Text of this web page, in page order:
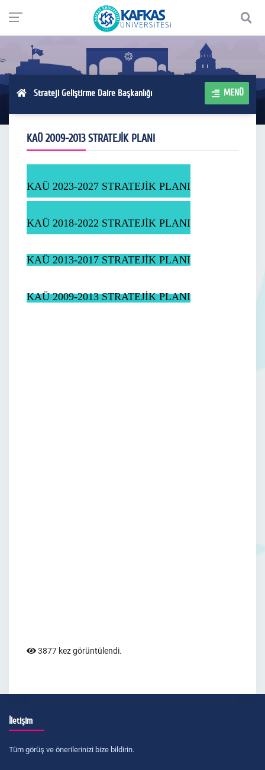
Strateji Geliştirme Daire Başkanlığı MENÜ
KAÜ 2009-2013 STRATEJİK PLANI
KAÜ 2023-2027 STRATEJİK PLANI
KAÜ 2018-2022 STRATEJİK PLANI
KAÜ 2013-2017 STRATEJİK PLANI
KAÜ 2009-2013 STRATEJİK PLANI
3877 kez görüntülendi.
İletişim
Tüm görüş ve önerilerinizi bize bildirin.